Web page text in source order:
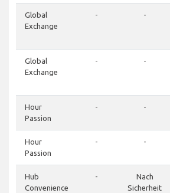
Global
Exchange
- -
Global
Exchange
- -
Hour
Passion
- -
Hour
Passion
- -
Hub
Convenience
-
Nach
Sicherheit